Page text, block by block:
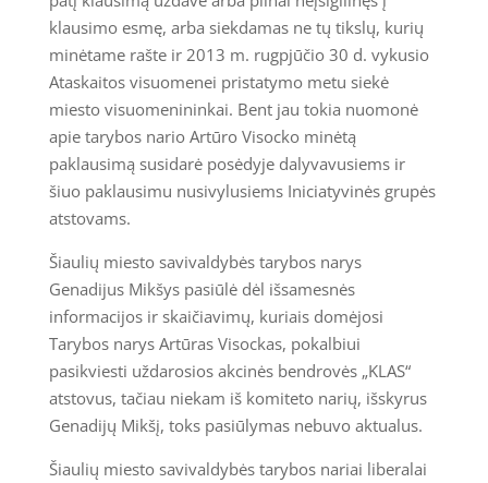
klausimo esmę, arba siekdamas ne tų tikslų, kurių
minėtame rašte ir 2013 m. rugpjūčio 30 d. vykusio
Ataskaitos visuomenei pristatymo metu siekė
miesto visuomenininkai. Bent jau tokia nuomonė
apie tarybos nario Artūro Visocko minėtą
paklausimą susidarė posėdyje dalyvavusiems ir
šiuo paklausimu nusivylusiems Iniciatyvinės grupės
atstovams.
Šiaulių miesto savivaldybės tarybos narys
Genadijus Mikšys pasiūlė dėl išsamesnės
informacijos ir skaičiavimų, kuriais domėjosi
Tarybos narys Artūras Visockas, pokalbiui
pasikviesti uždarosios akcinės bendrovės „KLAS“
atstovus, tačiau niekam iš komiteto narių, išskyrus
Genadijų Mikšį, toks pasiūlymas nebuvo aktualus.
Šiaulių miesto savivaldybės tarybos nariai liberalai